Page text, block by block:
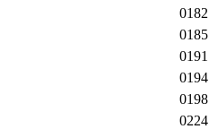
0182
0185
0191
0194
0198
0224